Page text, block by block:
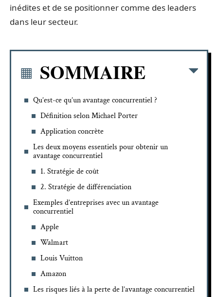
inédites et de se positionner comme des leaders
dans leur secteur.
SOMMAIRE
Qu’est-ce qu’un avantage concurrentiel ?
Définition selon Michael Porter
Application concrète
Les deux moyens essentiels pour obtenir un
avantage concurrentiel
1. Stratégie de coût
2. Stratégie de différenciation
Exemples d’entreprises avec un avantage
concurrentiel
Apple
Walmart
Louis Vuitton
Amazon
Les risques liés à la perte de l’avantage concurrentiel